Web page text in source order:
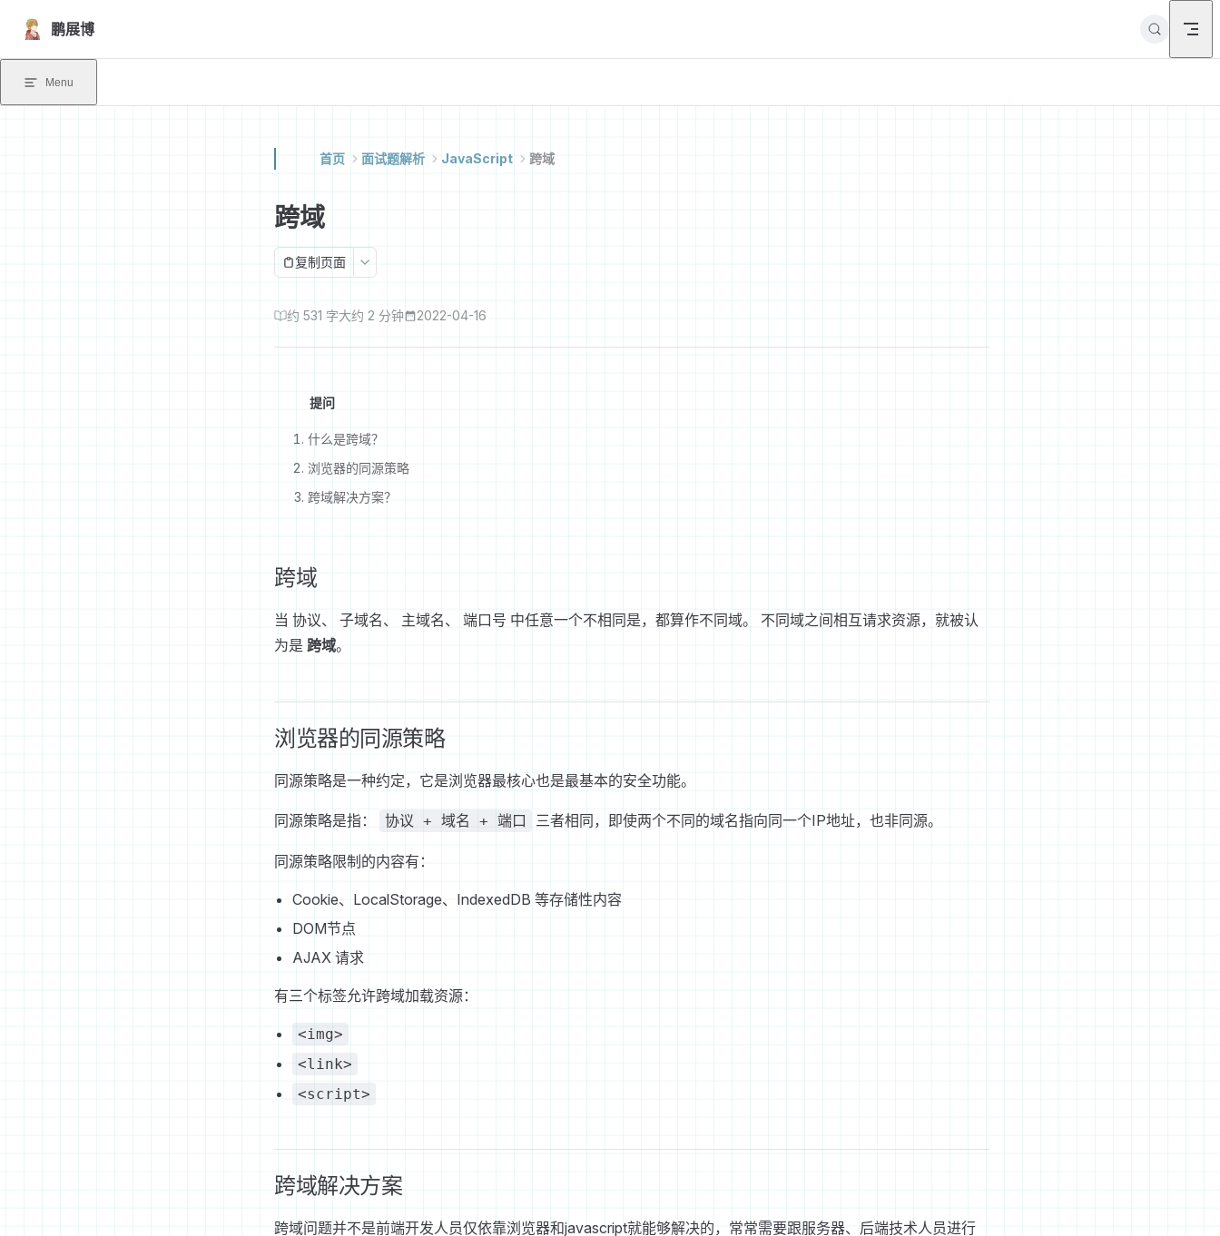
Skip to content
鹏展博
Menu
首页 面试题解析 JavaScript 跨域
跨域
复制页面
约 531 字大约 2 分钟 2022-04-16
提问
什么是跨域？
浏览器的同源策略
跨域解决方案？
跨域
当 协议、 子域名、 主域名、 端口号 中任意一个不相同是，都算作不同域。 不同域之间相互请求资源，就被认
为是 跨域。
浏览器的同源策略
同源策略是一种约定，它是浏览器最核心也是最基本的安全功能。
同源策略是指： 协议 + 域名 + 端口 三者相同，即使两个不同的域名指向同一个IP地址，也非同源。
同源策略限制的内容有：
Cookie、LocalStorage、IndexedDB 等存储性内容
DOM节点
AJAX 请求
有三个标签允许跨域加载资源：
<img>
<link>
<script>
跨域解决方案
跨域问题并不是前端开发人员仅依靠浏览器和javascript就能够解决的，常常需要跟服务器、后端技术人员进行